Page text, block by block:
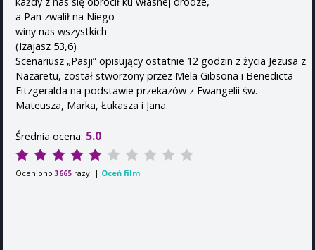
a Pan zwalił na Niego
winy nas wszystkich
(Izajasz 53,6)
Scenariusz „Pasji” opisujący ostatnie 12 godzin z życia Jezusa z
Nazaretu, został stworzony przez Mela Gibsona i Benedicta
Fitzgeralda na podstawie przekazów z Ewangelii św.
Mateusza, Marka, Łukasza i Jana.
Średnia ocena: 5.0
Oceniono 3665 razy. | Oceń film